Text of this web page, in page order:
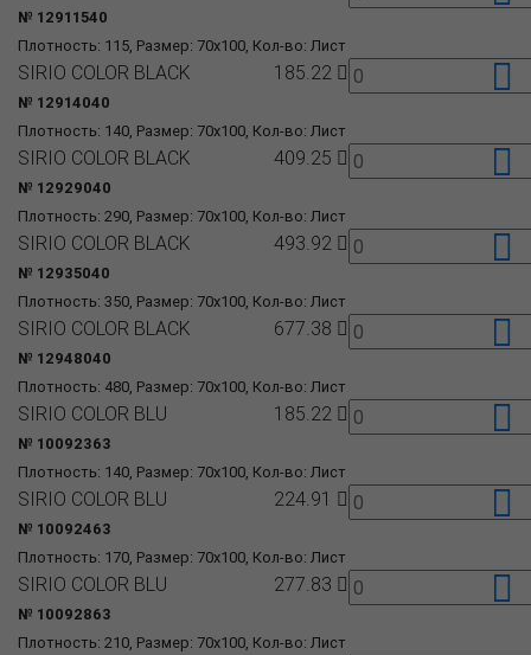
Плотность: 115, Размер: 70x100, Кол-во: Лист
№ 12911540
Плотность: 140, Размер: 70x100, Кол-во: Лист
SIRIO COLOR BLACK
№ 12914040
185.22
Плотность: 290, Размер: 70x100, Кол-во: Лист
SIRIO COLOR BLACK
№ 12929040
409.25
Плотность: 350, Размер: 70x100, Кол-во: Лист
SIRIO COLOR BLACK
№ 12935040
493.92
Плотность: 480, Размер: 70x100, Кол-во: Лист
SIRIO COLOR BLACK
№ 12948040
677.38
Плотность: 140, Размер: 70x100, Кол-во: Лист
SIRIO COLOR BLU
№ 10092363
185.22
Плотность: 170, Размер: 70x100, Кол-во: Лист
SIRIO COLOR BLU
№ 10092463
224.91
Плотность: 210, Размер: 70x100, Кол-во: Лист
SIRIO COLOR BLU
№ 10092863
277.83